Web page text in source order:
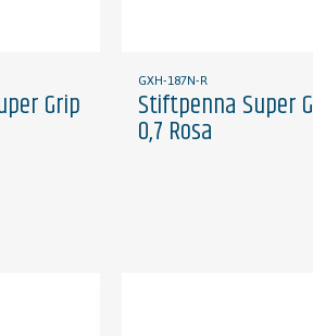
Grip
GXH-187N-R
Stiftpenna Super
0,7 Rosa